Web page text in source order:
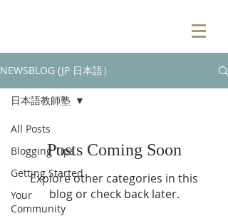
NEWSBLOG (JP 日本語）
All Posts
Blogging Tips
Getting Started
Your
Community
日本語教師塾
Posts Coming Soon
Explore other categories in this
blog or check back later.